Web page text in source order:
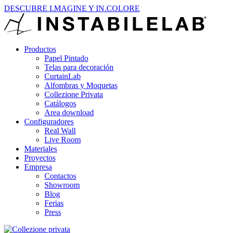
DESCUBRE I.MAGINE Y IN.COLORE
Productos
Papel Pintado
Telas para decoración
CurtainLab
Alfombras y Moquetas
Collezione Privata
Catálogos
Area download
Configuradores
Real Wall
Live Room
Materiales
Proyectos
Empresa
Contactos
Showroom
Blog
Ferias
Press